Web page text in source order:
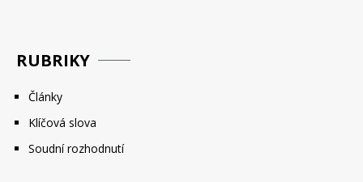
RUBRIKY
Články
Klíčová slova
Soudní rozhodnutí